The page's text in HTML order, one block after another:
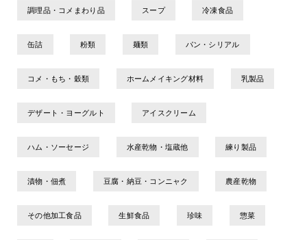
調理品・コメまわり品 スープ 冷凍食品
缶詰 粉類 麺類 パン・シリアル
コメ・もち・穀類 ホームメイキング材料 乳製品
デザート・ヨーグルト アイスクリーム
ハム・ソーセージ 水産乾物・塩蔵他 練り製品
漬物・佃煮 豆腐・納豆・コンニャク 農産乾物
その他加工食品 生鮮食品 珍味 惣菜